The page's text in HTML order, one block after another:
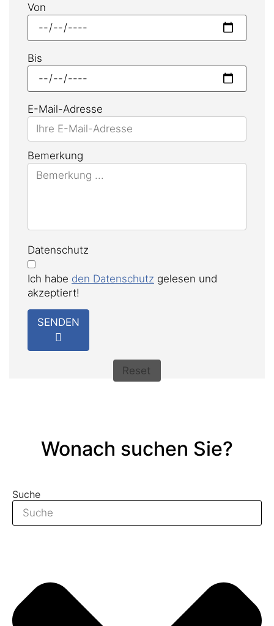
Von
Bis
E-Mail-Adresse
Bemerkung
Datenschutz
Ich habe den Datenschutz gelesen und
akzeptiert!
SENDEN
Reset
Wonach suchen Sie?
Suche